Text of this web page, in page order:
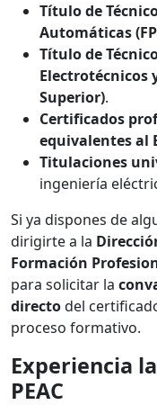
Título de
Automáticas
Título de
Electrotécnicos
Superior).
Certificados
equivalentes al
Titulaciones
ingeniería
Si ya dispones de
dirigirte a la
Formación
para solicitar la
directodel
proceso formativo.
Experiencia
PEAC